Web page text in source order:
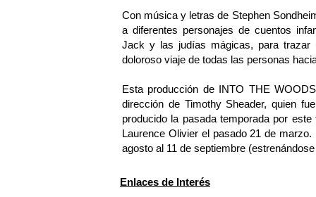
Con música y letras de Stephen
a diferentes personajes de cuentos
Jack y las judías mágicas, para
doloroso viaje de todas las personas
Esta producción de INTO THE
dirección de Timothy Sheader, quien
producido la pasada temporada por
Laurence Olivier el pasado 21 de
agosto al 11 de septiembre
Enlaces de Interés